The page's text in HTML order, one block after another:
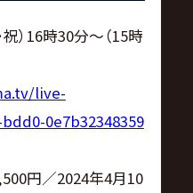
）16時30分～（15時
live-
0e7b32348359
円／2024年4月10